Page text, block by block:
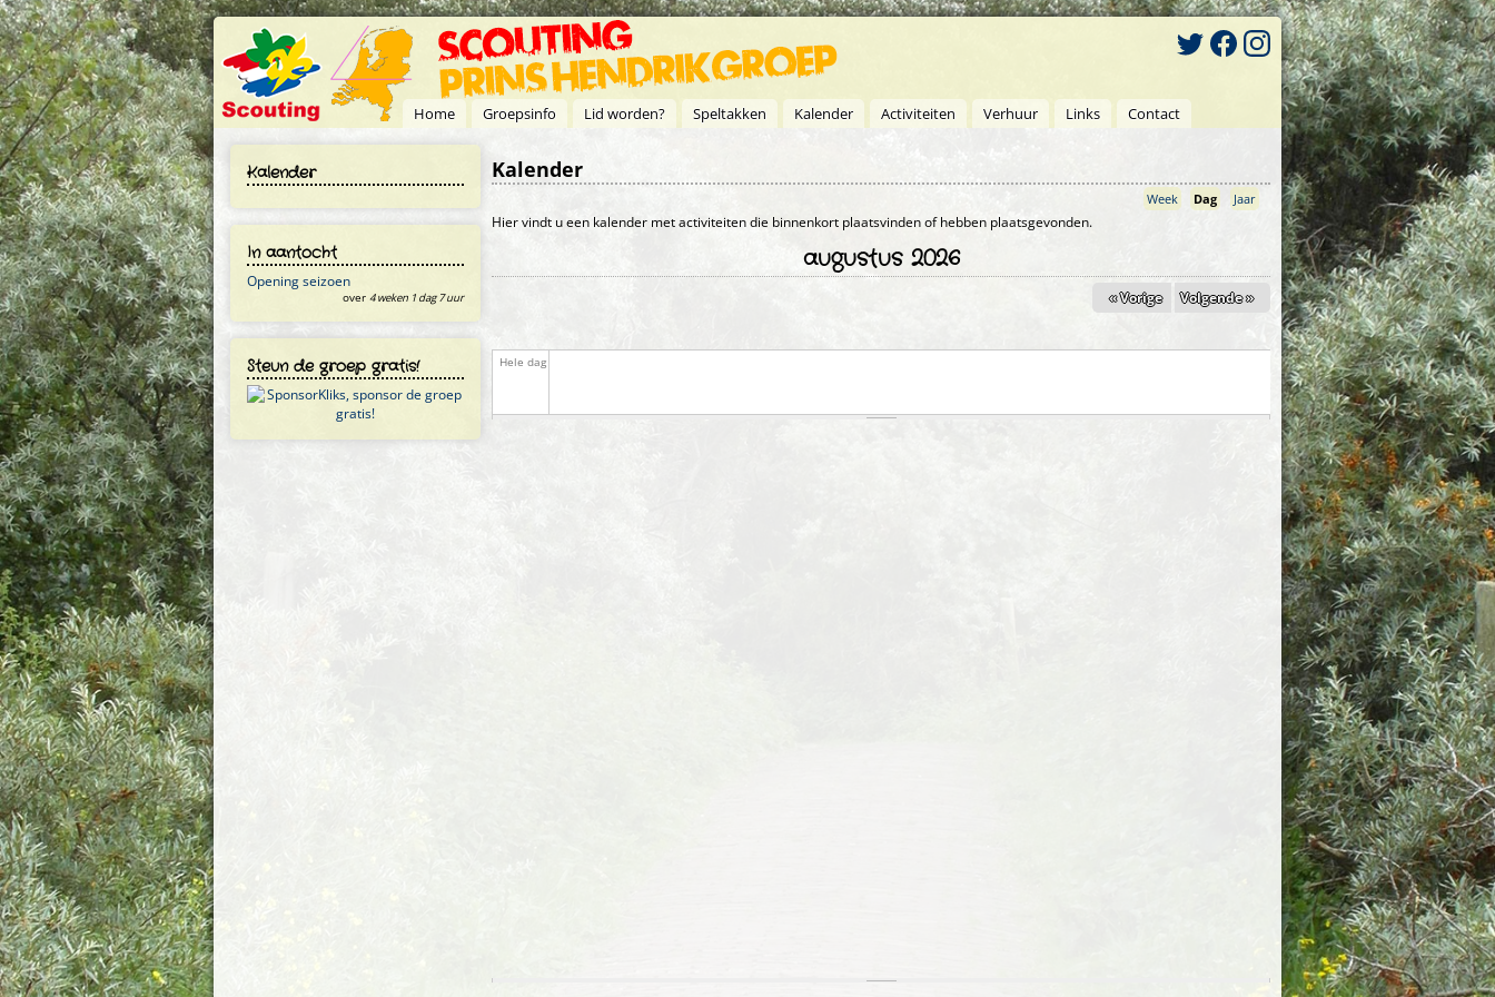
Overslaan en naar de inhoud gaan
Home Groepsinfo Lid worden? Speltakken Kalender Activiteiten Verhuur Links Contact
Kalender
In aantocht
Opening seizoen
over 4 weken 1 dag 7 uur
Steun de groep gratis!
Kalender
Primaire tabs
Week Dag (actieve tabblad)
Jaar
Hier vindt u een kalender met activiteiten die binnenkort plaatsvinden of hebben plaatsgevonden.
augustus 2026
« Vorige Volgende »
Hele dag